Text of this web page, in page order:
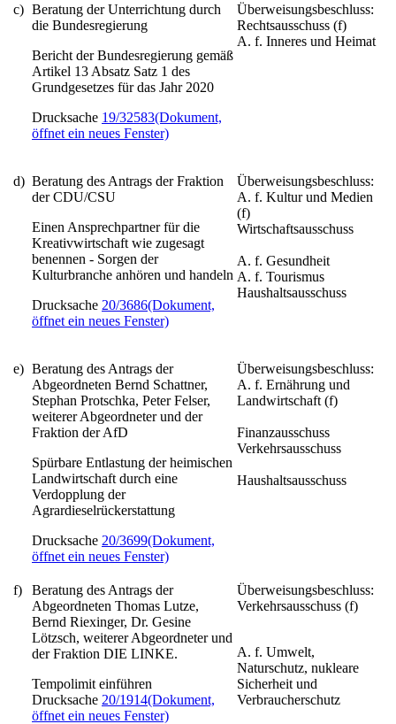
c) Beratung der Unterrichtung durch
die Bundesregierung
Bericht der Bundesregierung gemäß
Artikel 13 Absatz Satz 1 des
Grundgesetzes für das Jahr 2020
Drucksache 19/32583(Dokument,
öffnet ein neues Fenster)
Überweisungsbeschluss:
Rechtsausschuss (f)
A. f. Inneres und Heimat
d) Beratung des Antrags der Fraktion
der CDU/CSU
Einen Ansprechpartner für die
Kreativwirtschaft wie zugesagt
benennen - Sorgen der
Kulturbranche anhören und handeln
Drucksache 20/3686(Dokument,
öffnet ein neues Fenster)
Überweisungsbeschluss:
A. f. Kultur und Medien
(f)
Wirtschaftsausschuss
A. f. Gesundheit
A. f. Tourismus
Haushaltsausschuss
e) Beratung des Antrags der
Abgeordneten Bernd Schattner,
Stephan Protschka, Peter Felser,
weiterer Abgeordneter und der
Fraktion der AfD
Spürbare Entlastung der heimischen
Landwirtschaft durch eine
Verdopplung der
Agrardieselrückerstattung
Drucksache 20/3699(Dokument,
öffnet ein neues Fenster)
Überweisungsbeschluss:
A. f. Ernährung und
Landwirtschaft (f)
Finanzausschuss
Verkehrsausschuss
Haushaltsausschuss
f)
Beratung des Antrags der
Abgeordneten Thomas Lutze,
Bernd Riexinger, Dr. Gesine
Lötzsch, weiterer Abgeordneter und
der Fraktion DIE LINKE.
Tempolimit einführen
Drucksache 20/1914(Dokument,
öffnet ein neues Fenster)
Überweisungsbeschluss:
Verkehrsausschuss (f)
A. f. Umwelt,
Naturschutz, nukleare
Sicherheit und
Verbraucherschutz